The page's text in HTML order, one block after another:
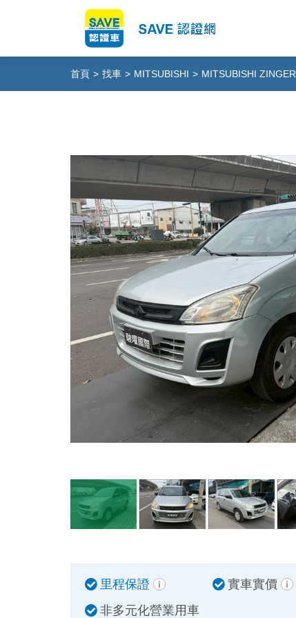
首頁 > 找車 > MITSUBISHI > MITSUBISHI ZINGER
里程保證 實車實價
非多元化營業用車